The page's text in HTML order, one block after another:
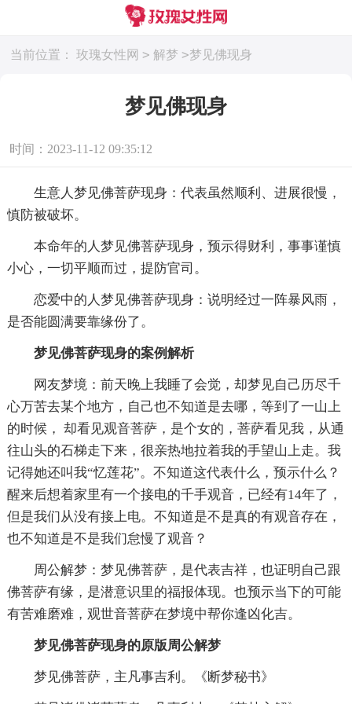
当前位置： 玫瑰女性网 > 解梦 >梦见佛现身
梦见佛现身
时间：2023-11-12 09:35:12
生意人梦见佛菩萨现身：代表虽然顺利、进展很慢，
慎防被破坏。
本命年的人梦见佛菩萨现身，预示得财利，事事谨慎
小心，一切平顺而过，提防官司。
恋爱中的人梦见佛菩萨现身：说明经过一阵暴风雨，
是否能圆满要靠缘份了。
梦见佛菩萨现身的案例解析
网友梦境：前天晚上我睡了会觉，却梦见自己历尽千
心万苦去某个地方，自己也不知道是去哪，等到了一山上
的时候， 却看见观音菩萨，是个女的，菩萨看见我，从通
往山头的石梯走下来，很亲热地拉着我的手望山上走。我
记得她还叫我“忆莲花”。不知道这代表什么，预示什么？
醒来后想着家里有一个接电的千手观音，已经有14年了，
但是我们从没有接上电。不知道是不是真的有观音存在，
也不知道是不是我们怠慢了观音？
周公解梦：梦见佛菩萨，是代表吉祥，也证明自己跟
佛菩萨有缘，是潜意识里的福报体现。也预示当下的可能
有苦难磨难，观世音菩萨在梦境中帮你逢凶化吉。
梦见佛菩萨现身的原版周公解梦
梦见佛菩萨，主凡事吉利。《断梦秘书》